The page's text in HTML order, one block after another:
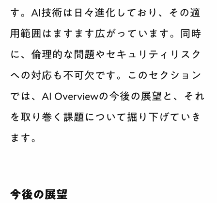
す。AI技術は日々進化しており、その適
用範囲はますます広がっています。同時
に、倫理的な問題やセキュリティリスク
への対応も不可欠です。このセクション
では、AI Overviewの今後の展望と、それ
を取り巻く課題について掘り下げていき
ます。
今後の展望